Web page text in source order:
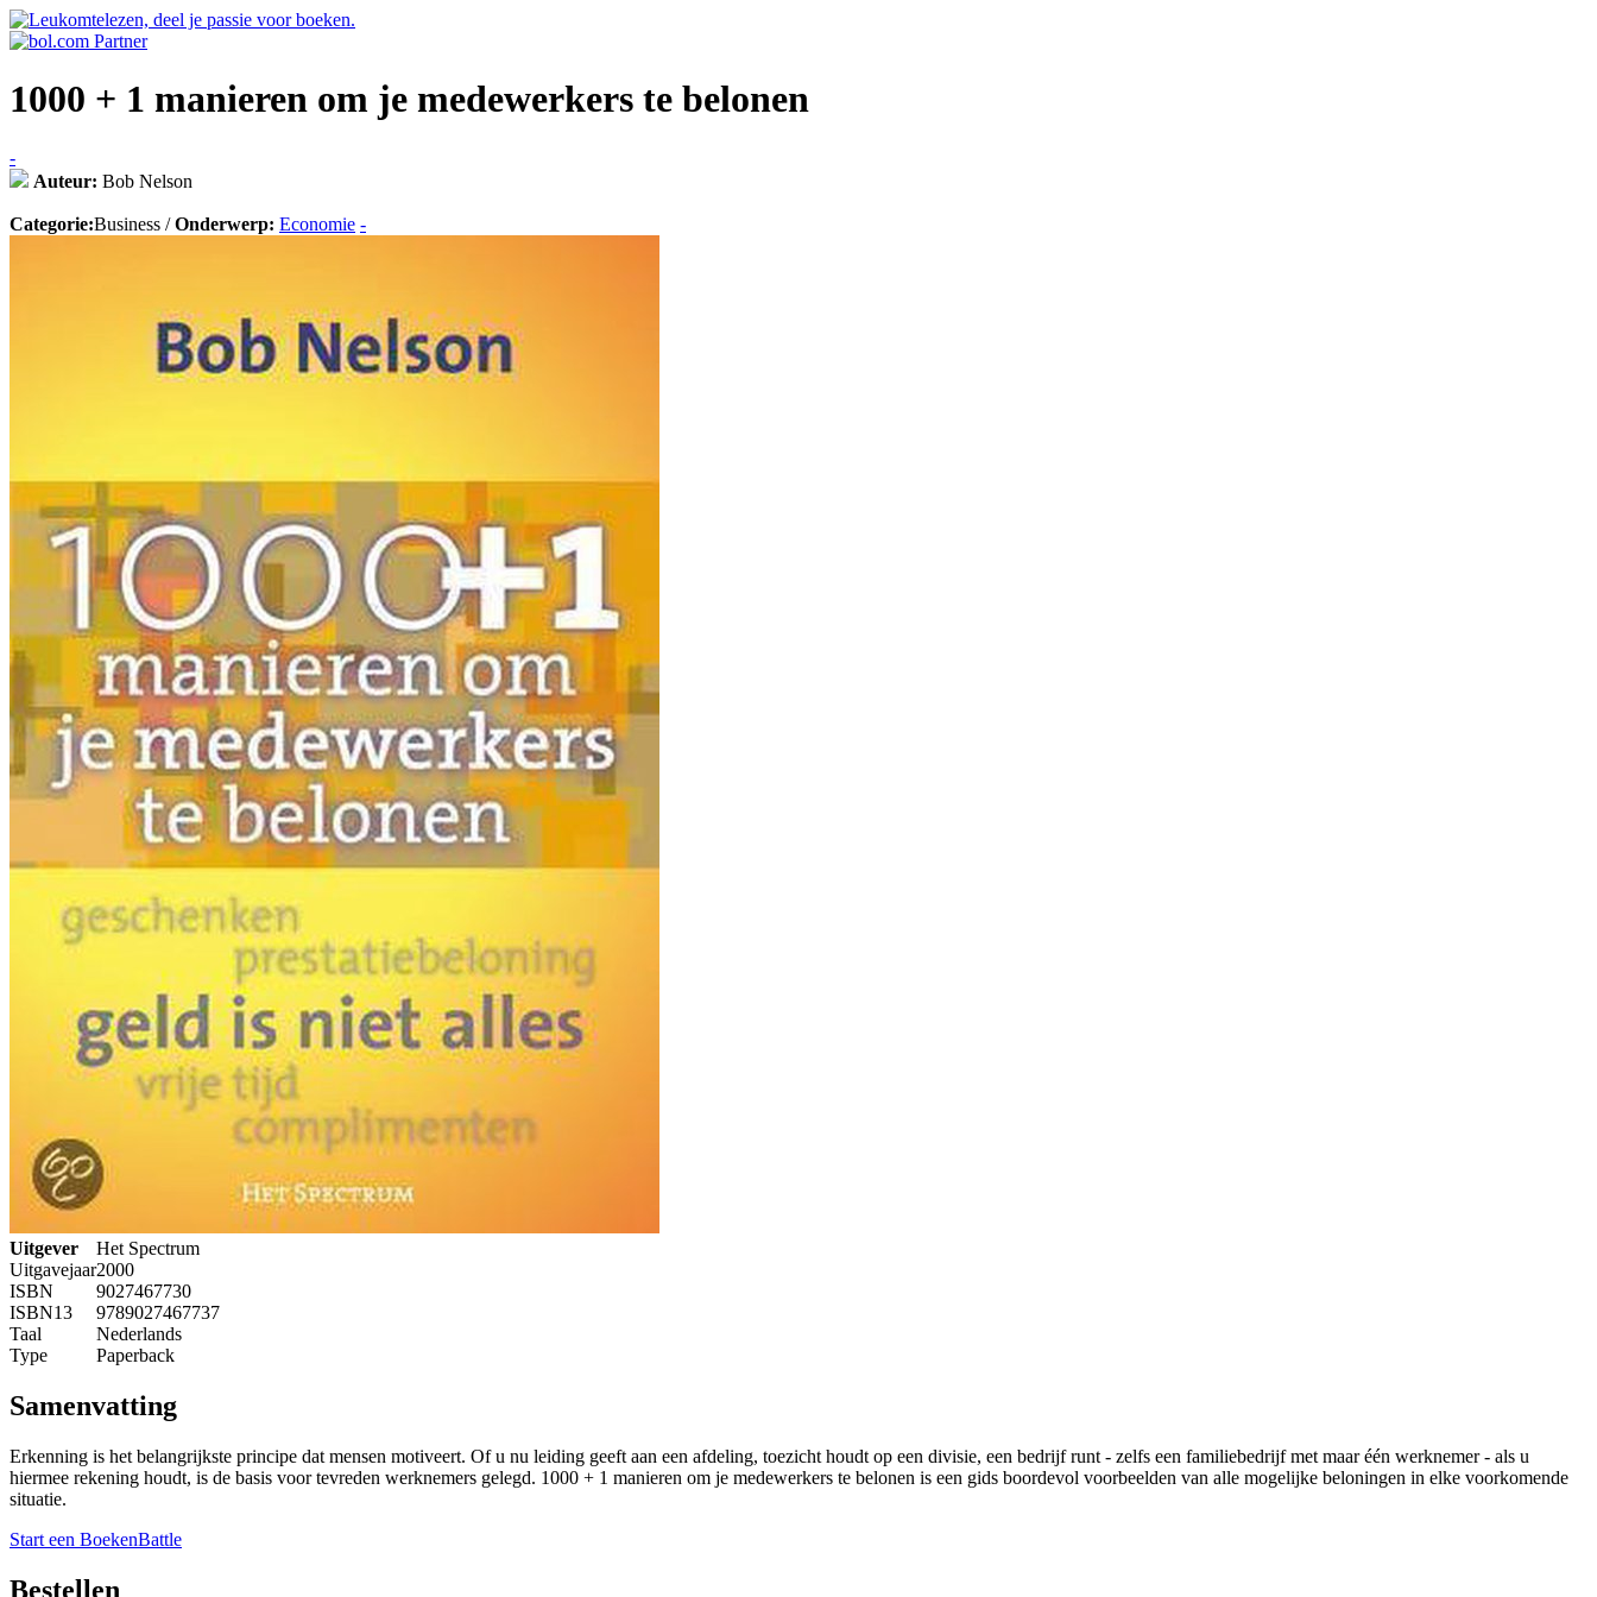
1000 + 1 manieren om je medewerkers te belonen
-
Auteur: Bob Nelson
Categorie:Business /Onderwerp: Economie -
Uitgever
Het Spectrum
Uitgavejaar2000
ISBN
9027467730
ISBN13
9789027467737
Taal
Nederlands
Type
Paperback
Samenvatting
Erkenning is het belangrijkste principe dat mensen motiveert. Of u nu leiding geeft aan een afdeling, toezicht houdt op een divisie, een bedrijf runt - zelfs een familiebedrijf met maar één werknemer - als u
hiermee rekening houdt, is de basis voor tevreden werknemers gelegd. 1000 + 1 manieren om je medewerkers te belonen is een gids boordevol voorbeelden van alle mogelijke beloningen in elke voorkomende
situatie.
Start een BoekenBattle
Bestellen